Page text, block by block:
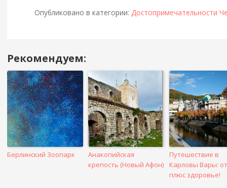
Опубликовано в категории: Достопримечательности
Навигация
в
посте
Рекомендуем:
Берлинский Зоопарк
Анакопийская
крепость (Новый Афон)
Путешествие в
Карловы Вары:
плюс здоровье!